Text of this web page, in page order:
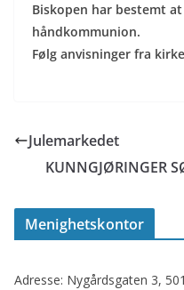
Biskopen har bestemt
håndkommunion.
Følg anvisninger fra
Julemarkedet
KUNNGJØRINGER
Menighetskontor
Adresse: Nygårdsgaten 3,